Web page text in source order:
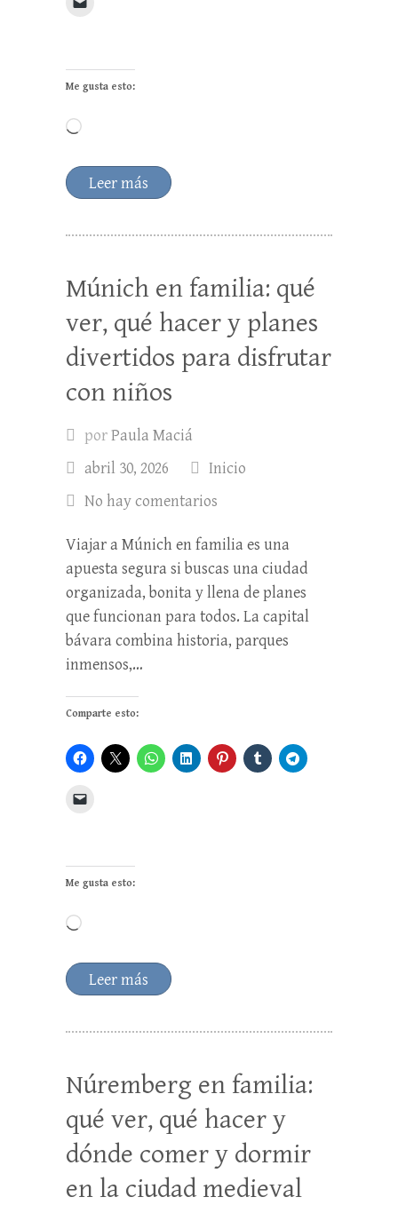
Me gusta esto:
Cargando...
Leer más
Múnich en familia: qué
ver, qué hacer y planes
divertidos para disfrutar
con niños
porPaula Maciá
abril 30, 2026
Inicio
No hay comentarios
Viajar a Múnich en familia es una
apuesta segura si buscas una ciudad
organizada, bonita y llena de planes
que funcionan para todos. La capital
bávara combina historia, parques
inmensos,…
Comparte esto:
Me gusta esto:
Cargando...
Leer más
Núremberg en familia:
qué ver, qué hacer y
dónde comer y dormir
en la ciudad medieval